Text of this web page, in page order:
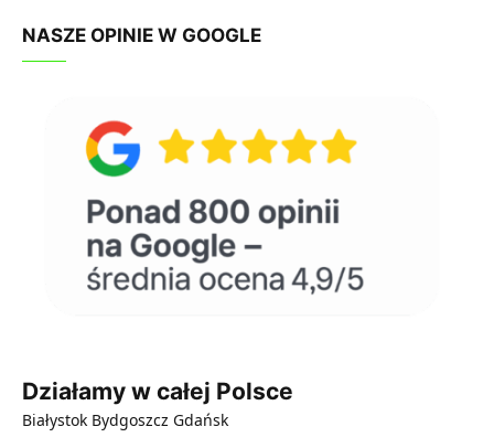
NASZE OPINIE W GOOGLE
Działamy w całej Polsce
Białystok Bydgoszcz Gdańsk